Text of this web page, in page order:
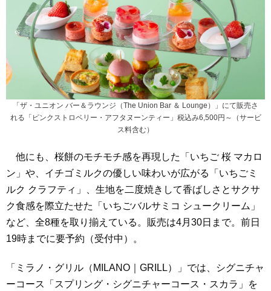
「ザ・ユニオン バー＆ラウンジ（The Union Bar ＆ Lounge）」にて販売さ
れる「ピンクストロベリー・アフタヌーンティー」税込み6,500円～（サービ
ス料含む）
他にも、桜餅のモチモチ感を再現した「いちご 桜 マカロ
ン」や、イチゴミルクの優しい味わいが広がる「いちごミ
ルク クラフティ」、生地を二度焼きして香ばしさとサクサ
ク食感を際立たせた「いちごバルサミコ シュークリーム」
など、全8種を取り揃えている。販売は4月30日まで。前日
19時までに要予約（受付中）。
「ミラノ・グリル（MILANO｜GRILL）」では、シグニチャ
ーコース「スプリング・シグニチャーコース・スカラ」を